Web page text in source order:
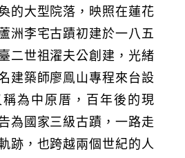
的大型院落，映照在蓮花
洲李宅古蹟初建於一八五
二世祖濯夫公創建，光緒
建築師廖鳯山專程來台設
為中原厝，百年後的現
為國家三級古蹟，一路走
跡，也跨越兩個世紀的人